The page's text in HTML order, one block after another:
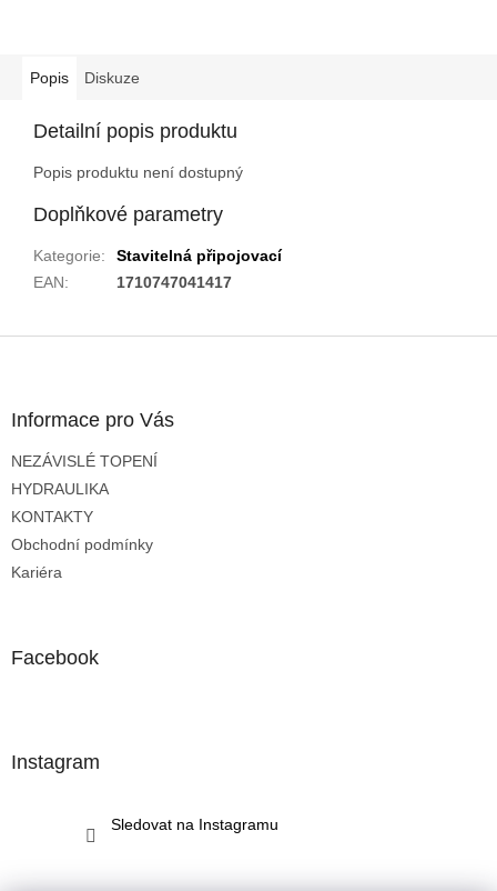
Popis Diskuze
Detailní popis produktu
Popis produktu není dostupný
Doplňkové parametry
Kategorie:
Stavitelná připojovací
EAN: 1710747041417
Informace pro Vás
NEZÁVISLÉ TOPENÍ
HYDRAULIKA
KONTAKTY
Obchodní podmínky
Kariéra
Facebook
Instagram
Sledovat na Instagramu